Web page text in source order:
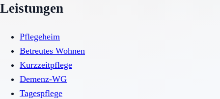
Leistungen
Pflegeheim
Betreutes Wohnen
Kurzzeitpflege
Demenz-WG
Tagespflege